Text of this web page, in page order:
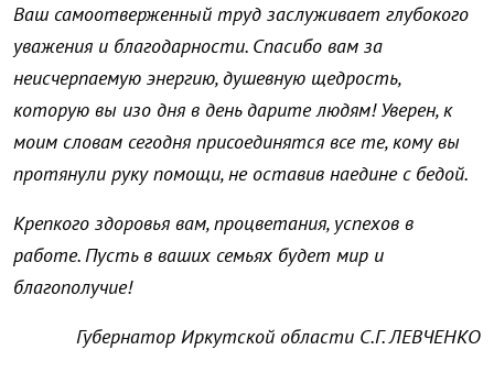
Ваш самоотверженный труд заслуживает глубокого
уважения и благодарности. Спасибо вам за
неисчерпаемую энергию, душевную щедрость,
которую вы изо дня в день дарите людям! Уверен, к
моим словам сегодня присоединятся все те, кому вы
протянули руку помощи, не оставив наедине с бедой.
Крепкого здоровья вам, процветания, успехов в
работе. Пусть в ваших семьях будет мир и
благополучие!
Губернатор Иркутской области С.Г. ЛЕВЧЕНКО